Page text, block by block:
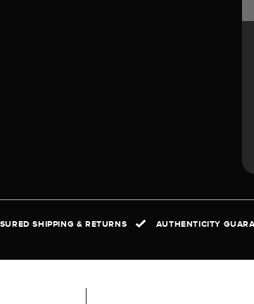
SHIPPING & RETURNS AUTHENTICITY